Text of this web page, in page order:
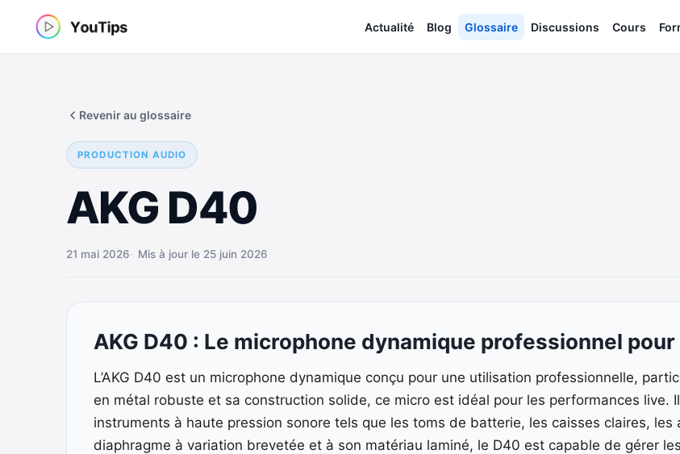
Actualité Blog Glossaire Discussions Cours
PRODUCTION AUDIO
AKG D40
Revenir au glossaire
21 mai 2026 Mis à jour le 25 juin 2026
AKG D40 : Le microphone dynamique professionnel
L’AKG D40 est un microphone dynamique conçu pour une utilisation professionnelle,
en métal robuste et sa construction solide, ce micro est idéal pour les performances live.
instruments à haute pression sonore tels que les toms de batterie, les caisses claires,
diaphragme à variation brevetée et à son matériau laminé, le D40 est capable de gérer